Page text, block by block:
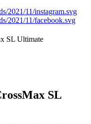
SL Ultimate
SL